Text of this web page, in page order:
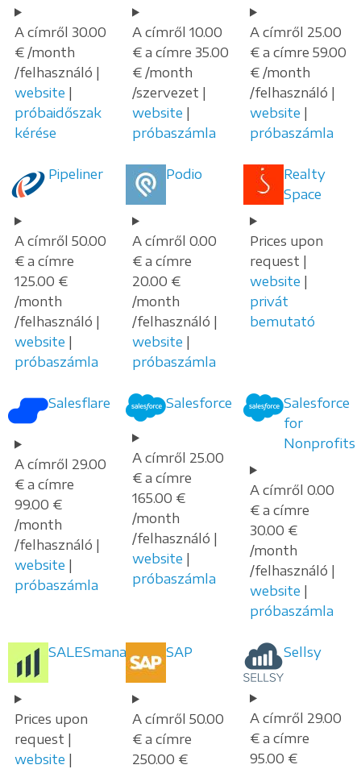
A címről 30.00
€ /month
/felhasználó |
website |
próbaidőszak
kérése
A címről 10.00
€ a címre 35.00
€ /month
/szervezet |
website |
próbaszámla
A címről 25.00
€ a címre 59.00
€ /month
/felhasználó |
website |
próbaszámla
Pipeliner
A címről 50.00
€ a címre
125.00 €
/month
/felhasználó |
website |
próbaszámla
Podio
A címről 0.00
€ a címre
20.00 €
/month
/felhasználó |
website |
próbaszámla
Realty
Space
Prices upon
request |
website |
privát
bemutató
Salesflare
A címről 29.00
€ a címre
99.00 €
/month
/felhasználó |
website |
próbaszámla
Salesforce
A címről 25.00
€ a címre
165.00 €
/month
/felhasználó |
website |
próbaszámla
Salesforce
for
Nonprofits
A címről 0.00
€ a címre
30.00 €
/month
/felhasználó |
website |
próbaszámla
SALESmanago
Prices upon
request |
website |
SAP
A címről 50.00
€ a címre
250.00 €
Sellsy
A címről 29.00
€ a címre
95.00 €